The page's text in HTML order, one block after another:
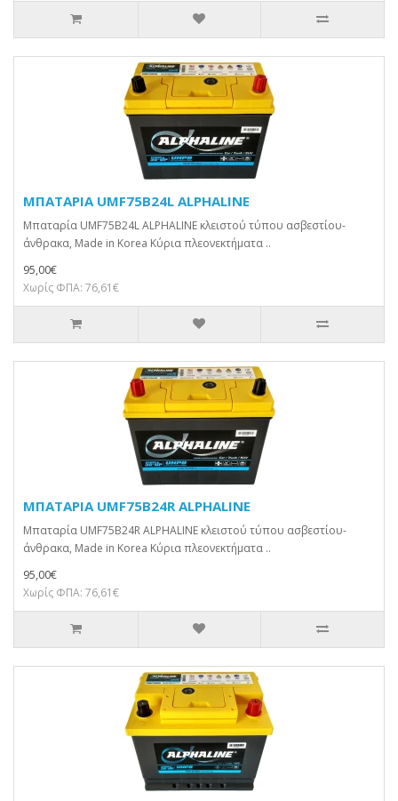
ΜΠΑΤΑΡΙΑ UMF75B24L ALPHALINE
Μπαταρία UMF75B24L ALPHALINE κλειστού τύπου ασβεστίου-
άνθρακα, Made in Korea Κύρια πλεονεκτήματα ..
95,00€
Χωρίς ΦΠΑ: 76,61€
ΜΠΑΤΑΡΙΑ UMF75B24R ALPHALINE
Μπαταρία UMF75B24R ALPHALINE κλειστού τύπου ασβεστίου-
άνθρακα, Made in Korea Κύρια πλεονεκτήματα ..
95,00€
Χωρίς ΦΠΑ: 76,61€